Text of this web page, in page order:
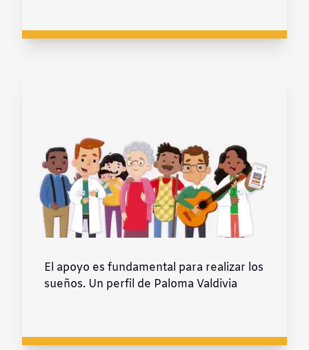
El apoyo es fundamental para realizar los
sueños. Un perfil de Paloma Valdivia